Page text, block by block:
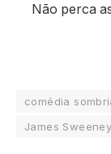
Não perca
comédia
James Sweeney